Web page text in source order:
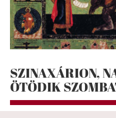
SZINAXÁRION,
ÖTÖDIK